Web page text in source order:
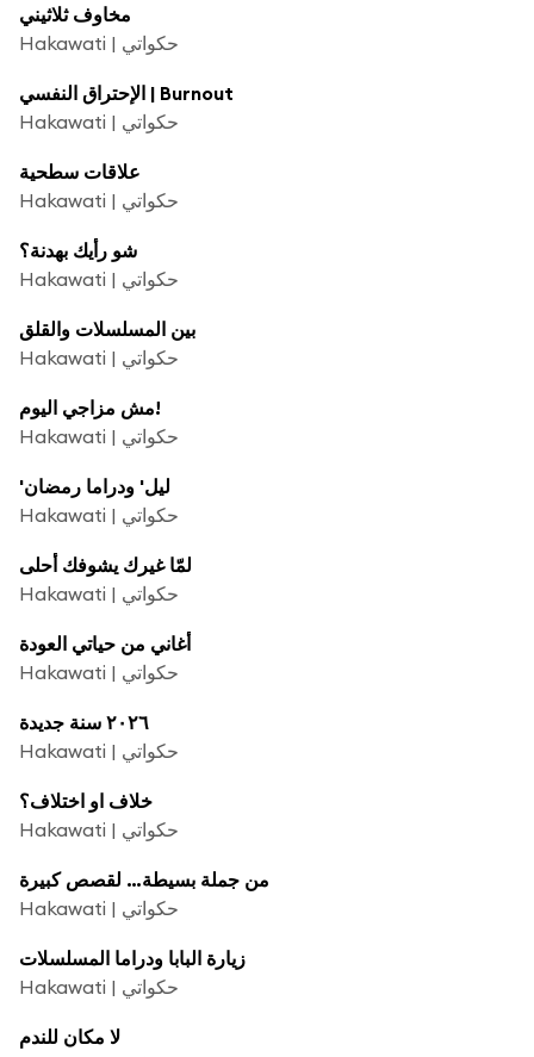
مخاوف ثلاثيني
Hakawati | حكواتي
الإحتراق النفسي | Burnout
Hakawati | حكواتي
علاقات سطحية
Hakawati | حكواتي
شو رأيك بهدنة؟
Hakawati | حكواتي
بين المسلسلات والقلق
Hakawati | حكواتي
مش مزاجي اليوم!
Hakawati | حكواتي
'ليل' ودراما رمضان
Hakawati | حكواتي
لمّا غيرك يشوفك أحلى
Hakawati | حكواتي
أغاني من حياتي العودة
Hakawati | حكواتي
٢٠٢٦ سنة جديدة
Hakawati | حكواتي
خلاف او اختلاف؟
Hakawati | حكواتي
من جملة بسيطة… لقصص كبيرة
Hakawati | حكواتي
زيارة البابا ودراما المسلسلات
Hakawati | حكواتي
لا مكان للندم